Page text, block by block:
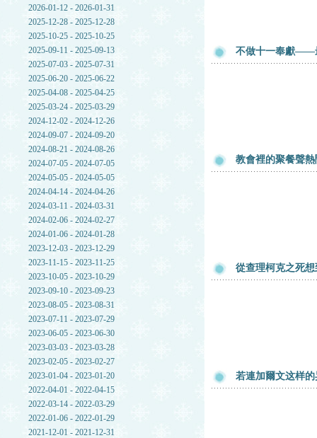
2026-01-12 - 2026-01-31
2025-12-28 - 2025-12-28
2025-10-25 - 2025-10-25
2025-09-11 - 2025-09-13
2025-07-03 - 2025-07-31
2025-06-20 - 2025-06-22
2025-04-08 - 2025-04-25
2025-03-24 - 2025-03-29
2024-12-02 - 2024-12-26
2024-09-07 - 2024-09-20
2024-08-21 - 2024-08-26
2024-07-05 - 2024-07-05
2024-05-05 - 2024-05-05
2024-04-14 - 2024-04-26
2024-03-11 - 2024-03-31
2024-02-06 - 2024-02-27
2024-01-06 - 2024-01-28
2023-12-03 - 2023-12-29
2023-11-15 - 2023-11-25
2023-10-05 - 2023-10-29
2023-09-10 - 2023-09-23
2023-08-05 - 2023-08-31
2023-07-11 - 2023-07-29
2023-06-05 - 2023-06-30
2023-03-03 - 2023-03-28
2023-02-05 - 2023-02-27
2023-01-04 - 2023-01-20
2022-04-01 - 2022-04-15
2022-03-14 - 2022-03-29
2022-01-06 - 2022-01-29
2021-12-01 - 2021-12-31
不做十一奉獻——
教會裡的聚餐聲
從查理柯克之死
若連加爾文这样